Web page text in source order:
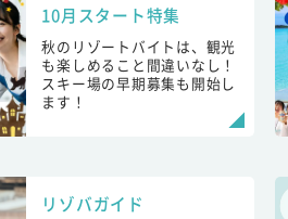
10月スタート特集
秋のリゾートバイトは、観光
も楽しめること間違いなし！
スキー場の早期募集も開始し
ます！
リゾバガイド